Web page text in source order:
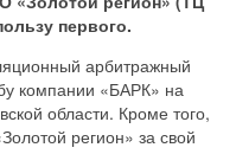
первого.
арбитражный
компании «БАРК» на
области. Кроме того,
регион» за свой